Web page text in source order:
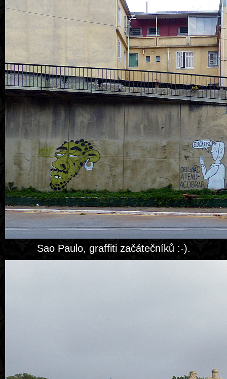
Sao Paulo, graffiti začátečníků :-).